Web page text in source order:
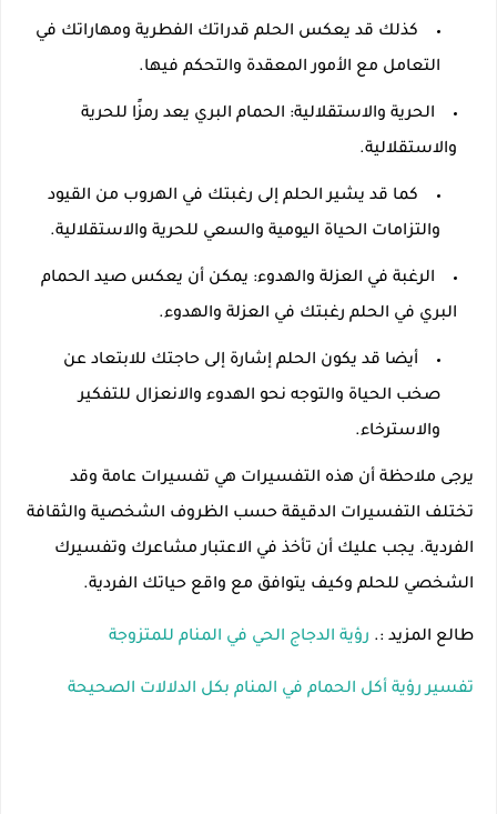
كذلك قد يعكس الحلم قدراتك الفطرية ومهاراتك في
التعامل مع الأمور المعقدة والتحكم فيها.
الحرية والاستقلالية: الحمام البري يعد رمزًا للحرية
والاستقلالية.
كما قد يشير الحلم إلى رغبتك في الهروب من القيود
والتزامات الحياة اليومية والسعي للحرية والاستقلالية.
الرغبة في العزلة والهدوء: يمكن أن يعكس صيد الحمام
البري في الحلم رغبتك في العزلة والهدوء.
أيضا قد يكون الحلم إشارة إلى حاجتك للابتعاد عن
صخب الحياة والتوجه نحو الهدوء والانعزال للتفكير
والاسترخاء.
يرجى ملاحظة أن هذه التفسيرات هي تفسيرات عامة وقد
تختلف التفسيرات الدقيقة حسب الظروف الشخصية والثقافة
الفردية. يجب عليك أن تأخذ في الاعتبار مشاعرك وتفسيرك
الشخصي للحلم وكيف يتوافق مع واقع حياتك الفردية.
طالع المزيد :. رؤية الدجاج الحي في المنام للمتزوجة
تفسير رؤية أكل الحمام في المنام بكل الدلالات الصحيحة